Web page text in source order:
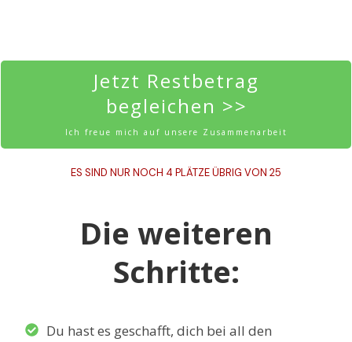
Jetzt Restbetrag
begleichen >>
Ich freue mich auf unsere Zusammenarbeit
ES SIND NUR NOCH 4 PLÄTZE ÜBRIG VON 25
Die weiteren
Schritte:
Du hast es geschafft, dich bei all den